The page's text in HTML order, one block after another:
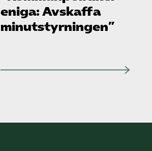
eniga: Avskaffa
minutstyrningen”